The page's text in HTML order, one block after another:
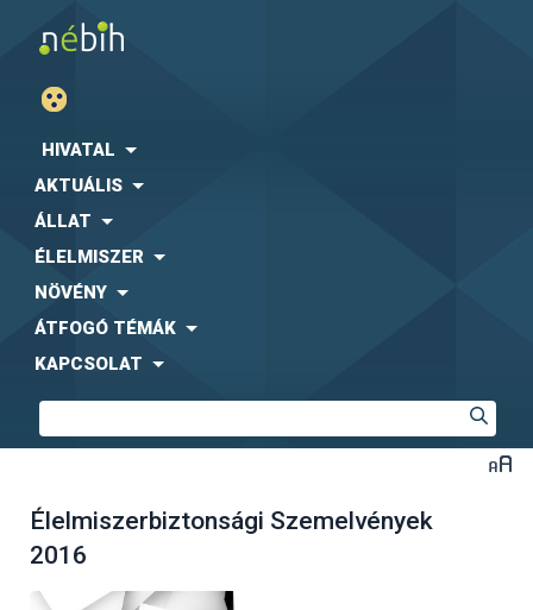
HIVATAL
AKTUÁLIS
ÁLLAT
ÉLELMISZER
NÖVÉNY
ÁTFOGÓ TÉMÁK
KAPCSOLAT
Élelmiszerbiztonsági Szemelvények
2016